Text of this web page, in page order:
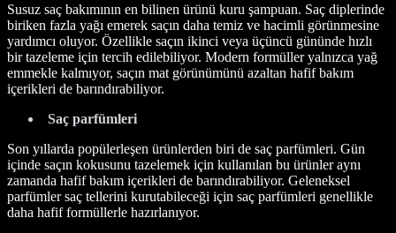
Susuz saç bakımının en bilinen ürünü kuru şampuan. Saç diplerinde
biriken fazla yağı emerek saçın daha temiz ve hacimli görünmesine
yardımcı oluyor. Özellikle saçın ikinci veya üçüncü gününde hızlı
bir tazeleme için tercih edilebiliyor. Modern formüller yalnızca yağ
emmekle kalmıyor, saçın mat görünümünü azaltan hafif bakım
içerikleri de barındırabiliyor.
Saç parfümleri
Son yıllarda popülerleşen ürünlerden biri de saç parfümleri. Gün
içinde saçın kokusunu tazelemek için kullanılan bu ürünler aynı
zamanda hafif bakım içerikleri de barındırabiliyor. Geleneksel
parfümler saç tellerini kurutabileceği için saç parfümleri genellikle
daha hafif formüllerle hazırlanıyor.